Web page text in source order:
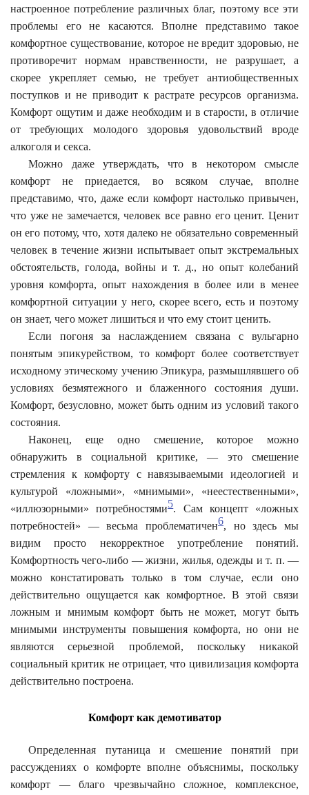
настроенное потребление различных благ, поэтому все эти
проблемы его не касаются. Вполне представимо такое
комфортное существование, которое не вредит здоровью, не
противоречит нормам нравственности, не разрушает, а
скорее укрепляет семью, не требует антиобщественных
поступков и не приводит к растрате ресурсов организма.
Комфорт ощутим и даже необходим и в старости, в отличие
от требующих молодого здоровья удовольствий вроде
алкоголя и секса.
Можно даже утверждать, что в некотором смысле
комфорт не приедается, во всяком случае, вполне
представимо, что, даже если комфорт настолько привычен,
что уже не замечается, человек все равно его ценит. Ценит
он его потому, что, хотя далеко не обязательно современный
человек в течение жизни испытывает опыт экстремальных
обстоятельств, голода, войны и т. д., но опыт колебаний
уровня комфорта, опыт нахождения в более или в менее
комфортной ситуации у него, скорее всего, есть и поэтому
он знает, чего может лишиться и что ему стоит ценить.
Если погоня за наслаждением связана c вульгарно
понятым эпикурейством, то комфорт более соответствует
исходному этическому учению Эпикура, размышлявшего об
условиях безмятежного и блаженного состояния души.
Комфорт, безусловно, может быть одним из условий такого
состояния.
Наконец, еще одно смешение, которое можно
обнаружить в социальной критике, — это смешение
стремления к комфорту с навязываемыми идеологией и
культурой «ложными», «мнимыми», «неестественными»,
«иллюзорными» потребностями5. Сам концепт «ложных
потребностей» — весьма проблематичен6, но здесь мы
видим просто некорректное употребление понятий.
Комфортность чего-либо — жизни, жилья, одежды и т. п. —
можно констатировать только в том случае, если оно
действительно ощущается как комфортное. В этой связи
ложным и мнимым комфорт быть не может, могут быть
мнимыми инструменты повышения комфорта, но они не
являются серьезной проблемой, поскольку никакой
социальный критик не отрицает, что цивилизация комфорта
действительно построена.
Комфорт как демотиватор
Определенная путаница и смешение понятий при
рассуждениях о комфорте вполне объяснимы, поскольку
комфорт — благо чрезвычайно сложное, комплексное,